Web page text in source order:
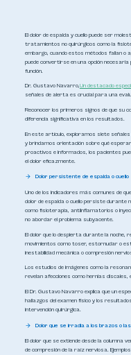
El dolor de espalda y cuello puede ser
tratamientos no quirúrgicos como la
embargo, cuando estos métodos fallan o
puede convertirse en una opción
función.
Dr. Gustavo Navarro,Un destacado
señales de alerta es crucial para una
Reconocer los primeros signos de que su
diferencia significativa en los resultados.
En este artículo, exploramos siete
y brindamos orientación sobre qué
proactivos e informados, los pacientes
el dolor eficazmente.
Dolor persistente de espalda o cuello
Uno de los indicadores más comunes de
dolor de espalda o cuello persiste
como fisioterapia, antiinflamatorios o
no abordar el problema subyacente.
El dolor que lo despierta durante la
movimientos como toser, estornudar o
inestabilidad mecánica o compresión
Los estudios de imágenes como la
revelan afecciones como hernias discales,
El Dr. Gustavo Navarro explica que un
hallazgos del examen físico y los
intervención quirúrgica.
Dolor que se irradia a los brazos o
El dolor que se extiende desde la
de compresión de la raíz nerviosa.